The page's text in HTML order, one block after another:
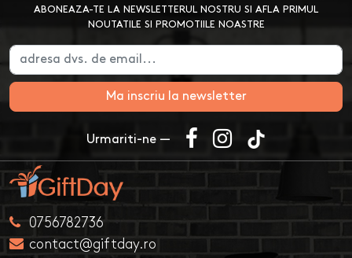
ABONEAZA-TE LA NEWSLETTERUL NOSTRU SI AFLA PRIMUL
NOUTATILE SI PROMOTIILE NOASTRE
Ma inscriu la newsletter
Urmariti-ne —
0756782736
contact@giftday.ro